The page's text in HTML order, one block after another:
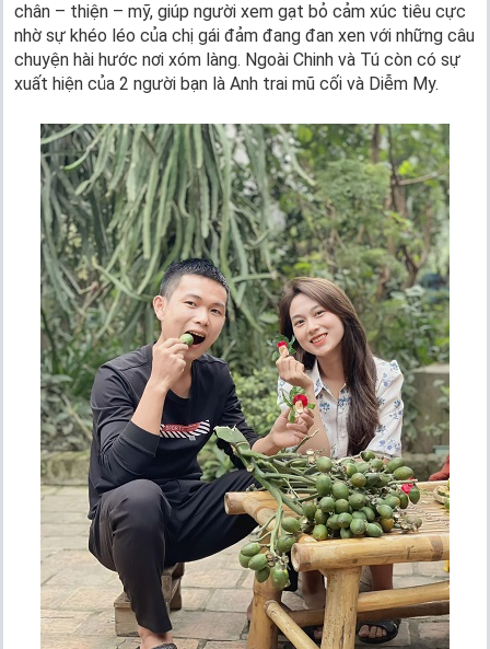
chân – thiện – mỹ, giúp người xem gạt bỏ cảm xúc tiêu cực
nhờ sự khéo léo của chị gái đảm đang đan xen với những câu
chuyện hài hước nơi xóm làng. Ngoài Chinh và Tú còn có sự
xuất hiện của 2 người bạn là Anh trai mũ cối và Diễm My.